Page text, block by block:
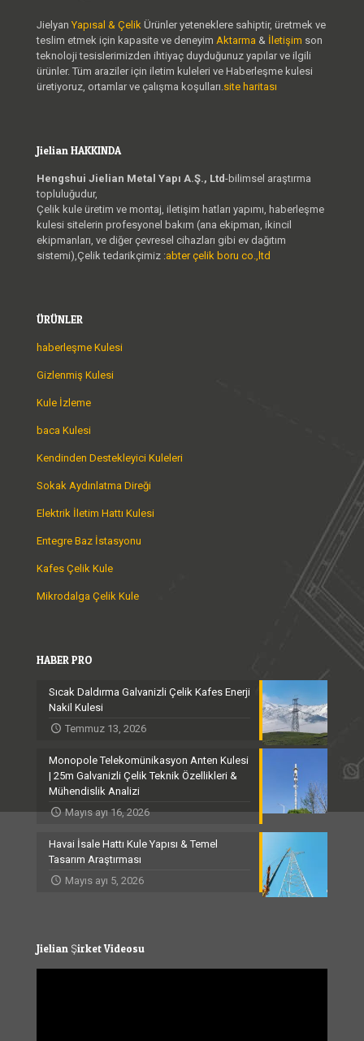
Jielyan Yapısal & Çelik Ürünler yeteneklere sahiptir, üretmek ve
teslim etmek için kapasite ve deneyim Aktarma & İletişim son
teknoloji tesislerimizden ihtiyaç duyduğunuz yapılar ve ilgili
ürünler. Tüm araziler için iletim kuleleri ve Haberleşme kulesi
üretiyoruz, ortamlar ve çalışma koşulları.site haritası
Jielian HAKKINDA
Hengshui Jielian Metal Yapı A.Ş., Ltd-bilimsel araştırma
topluluğudur,
Çelik kule üretim ve montaj, iletişim hatları yapımı, haberleşme
kulesi sitelerin profesyonel bakım (ana ekipman, ikincil
ekipmanları, ve diğer çevresel cihazları gibi ev dağıtım
sistemi),Çelik tedarikçimiz :abter çelik boru co.,ltd
ÜRÜNLER
haberleşme Kulesi
Gizlenmiş Kulesi
Kule İzleme
baca Kulesi
Kendinden Destekleyici Kuleleri
Sokak Aydınlatma Direği
Elektrik İletim Hattı Kulesi
Entegre Baz İstasyonu
Kafes Çelik Kule
Mikrodalga Çelik Kule
HABER PRO
Sıcak Daldırma Galvanizli Çelik Kafes Enerji
Nakil Kulesi
Temmuz 13, 2026
Monopole Telekomünikasyon Anten Kulesi
| 25m Galvanizli Çelik Teknik Özellikleri &
Mühendislik Analizi
Mayıs ayı 16, 2026
Havai İsale Hattı Kule Yapısı & Temel
Tasarım Araştırması
Mayıs ayı 5, 2026
Jielian Şirket Videosu